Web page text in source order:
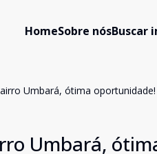
HomeSobre nósBuscar
Umbará, ótima oportunidade!
Umbará,